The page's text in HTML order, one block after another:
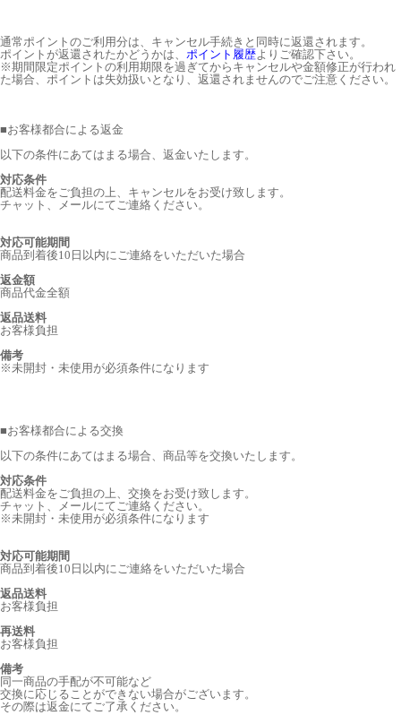
通常ポイントのご利用分は、キャンセル手続きと同時に返還されます。
ポイントが返還されたかどうかは、 ポイント履歴よりご確認下さい。
※期間限定ポイントの利用期限を過ぎてからキャンセルや金額修正が行われ
た場合、ポイントは失効扱いとなり、返還されませんのでご注意ください。
■お客様都合による返金
以下の条件にあてはまる場合、返金いたします。
対応条件
配送料金をご負担の上、キャンセルをお受け致します。
チャット、メールにてご連絡ください。
対応可能期間
商品到着後10日以内にご連絡をいただいた場合
返金額
商品代金全額
返品送料
お客様負担
備考
※未開封・未使用が必須条件になります
■お客様都合による交換
以下の条件にあてはまる場合、商品等を交換いたします。
対応条件
配送料金をご負担の上、交換をお受け致します。
チャット、メールにてご連絡ください。
※未開封・未使用が必須条件になります
対応可能期間
商品到着後10日以内にご連絡をいただいた場合
返品送料
お客様負担
再送料
お客様負担
備考
同一商品の手配が不可能など
交換に応じることができない場合がございます。
その際は返金にてご了承ください。